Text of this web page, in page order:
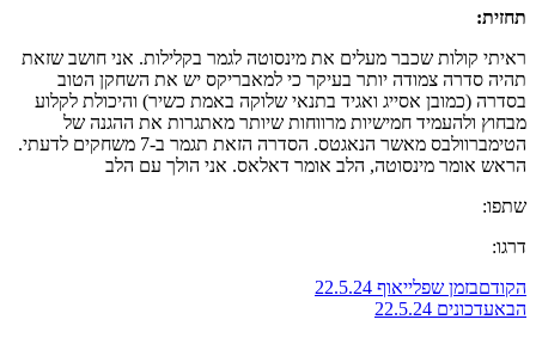
תחזית:
ראיתי קולות שכבר מעלים את מינסוטה לגמר בקלילות. אני חושב שזאת
תהיה סדרה צמודה יותר בעיקר כי למאבריקס יש את השחקן הטוב
בסדרה (כמובן אסייג ואגיד בתנאי שלוקה באמת כשיר) והיכולת לקלוע
מבחוץ ולהעמיד חמישיות מרווחות שיותר מאתגרות את ההגנה של
הטימברוולבס מאשר הנאגטס. הסדרה הזאת תגמר ב-7 משחקים לדעתי.
הראש אומר מינסוטה, הלב אומר דאלאס. אני הולך עם הלב
שתפו:
דרגו:
הקודםבזמן שפלייאוף 22.5.24
הבאעדכונים 22.5.24